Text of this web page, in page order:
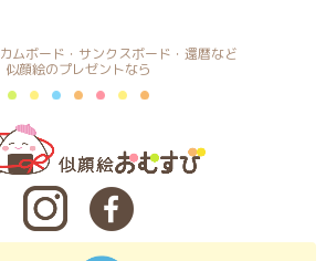
ムボード・サンクスボード・還暦など
似顔絵のプレゼントなら